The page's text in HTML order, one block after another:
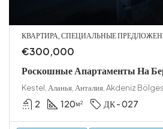
КВАРТИРА, СПЕЦИАЛЬНЫЕ
€300,000
Kestel, Аланья, Анталия, Akdeniz
2 120м² ДК - 027